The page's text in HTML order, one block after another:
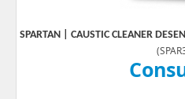
SPARTAN | CAUSTIC CLEANER
(